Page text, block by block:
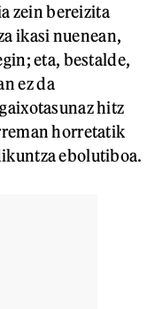
zein bereizita
ikasi nuenean,
eta, bestalde,
ez da
hitz
horretatik
ebolutiboa.